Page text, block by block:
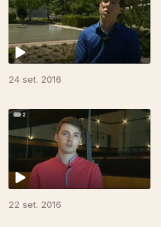
24 set. 2016
22 set. 2016